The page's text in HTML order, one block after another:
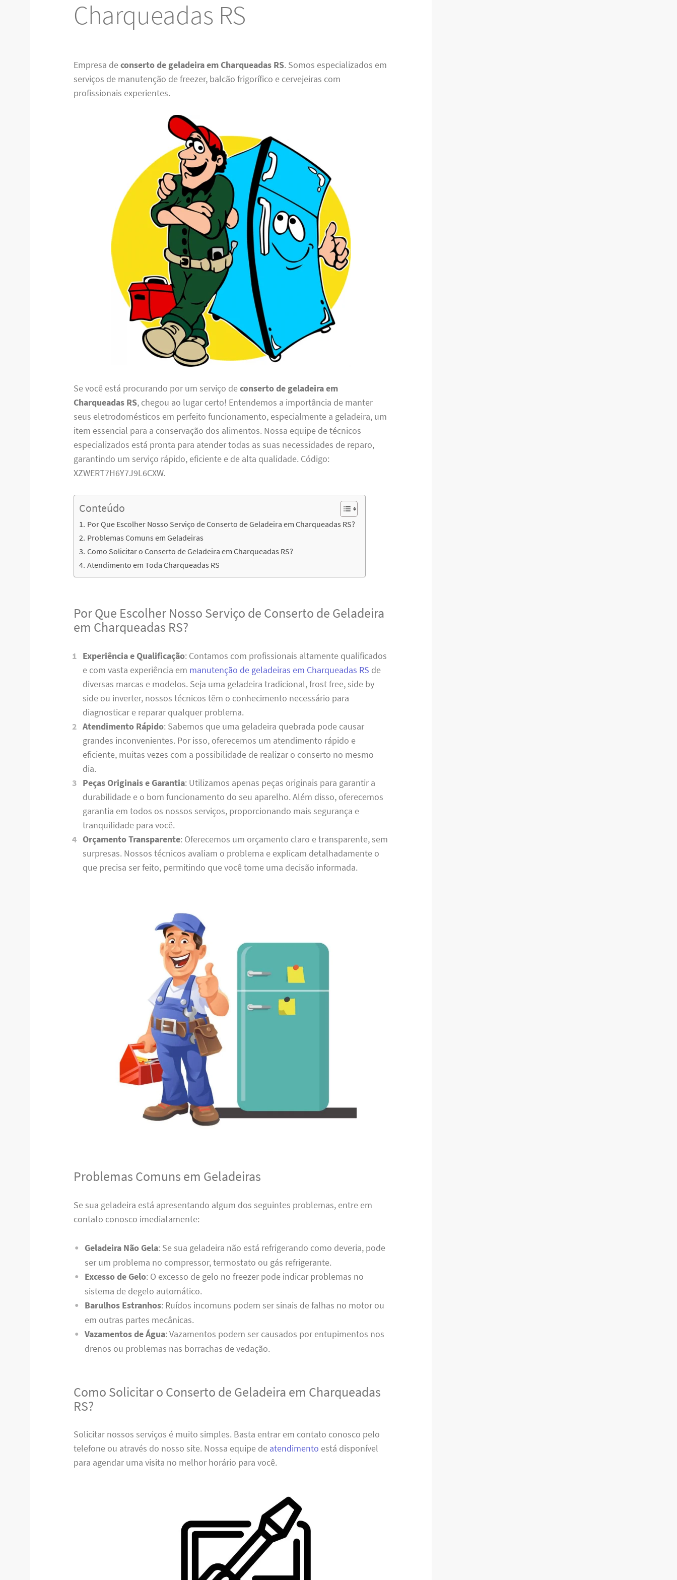
Charqueadas RS
Empresa deconserto de geladeira em Charqueadas RS. Somos especializados em
serviços de manutenção de freezer, balcão frigorífico e cervejeiras com
profissionais experientes.
Se você está procurando por um serviço deconserto de geladeira em
Charqueadas RS, chegou ao lugar certo! Entendemos a importância de manter
seus eletrodomésticos em perfeito funcionamento, especialmente a geladeira, um
item essencial para a conservação dos alimentos. Nossa equipe de técnicos
especializados está pronta para atender todas as suas necessidades de reparo,
garantindo um serviço rápido, eficiente e de alta qualidade. Código:
XZWERT7H6Y7J9L6CXW.
Conteúdo
Por Que Escolher Nosso Serviço de Conserto de Geladeira em Charqueadas RS?
Problemas Comuns em Geladeiras
Como Solicitar o Conserto de Geladeira em Charqueadas RS?
Atendimento em Toda Charqueadas RS
Por Que Escolher Nosso Serviço de Conserto de Geladeira
em Charqueadas RS?
Experiência e Qualificação: Contamos com profissionais altamente qualificados
e com vasta experiência em manutenção de geladeiras em Charqueadas RS de
diversas marcas e modelos. Seja uma geladeira tradicional, frost free, side by
side ou inverter, nossos técnicos têm o conhecimento necessário para
diagnosticar e reparar qualquer problema.
Atendimento Rápido: Sabemos que uma geladeira quebrada pode causar
grandes inconvenientes. Por isso, oferecemos um atendimento rápido e
eficiente, muitas vezes com a possibilidade de realizar o conserto no mesmo
dia.
Peças Originais e Garantia: Utilizamos apenas peças originais para garantir a
durabilidade e o bom funcionamento do seu aparelho. Além disso, oferecemos
garantia em todos os nossos serviços, proporcionando mais segurança e
tranquilidade para você.
Orçamento Transparente: Oferecemos um orçamento claro e transparente, sem
surpresas. Nossos técnicos avaliam o problema e explicam detalhadamente o
que precisa ser feito, permitindo que você tome uma decisão informada.
Problemas Comuns em Geladeiras
Se sua geladeira está apresentando algum dos seguintes problemas, entre em
contato conosco imediatamente:
Geladeira Não Gela: Se sua geladeira não está refrigerando como deveria, pode
ser um problema no compressor, termostato ou gás refrigerante.
Excesso de Gelo: O excesso de gelo no freezer pode indicar problemas no
sistema de degelo automático.
Barulhos Estranhos: Ruídos incomuns podem ser sinais de falhas no motor ou
em outras partes mecânicas.
Vazamentos de Água: Vazamentos podem ser causados por entupimentos nos
drenos ou problemas nas borrachas de vedação.
Como Solicitar o Conserto de Geladeira em Charqueadas
RS?
Solicitar nossos serviços é muito simples. Basta entrar em contato conosco pelo
telefone ou através do nosso site. Nossa equipe de atendimento está disponível
para agendar uma visita no melhor horário para você.